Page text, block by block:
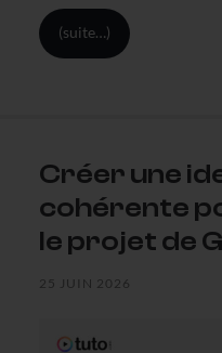
(suite…)
Créer une
cohérente
le projet de
25 JUIN 2026